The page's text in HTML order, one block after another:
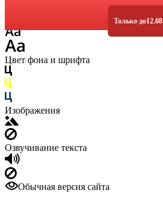
Только до12.08
Цвет фона и шрифта
Изображения
Озвучивание текста
Обычная версия сайта